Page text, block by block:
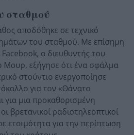
σταθμού
αποδόθηκε σε τεχνικό
του σταθμού. Με επίσημη
ο διευθυντής του
Μουρ, εξήγησε ότι ένα σφάλμα
στούντιο ενεργοποίησε
για τον «Θάνατο
για μια προκαθορισμένη
βρετανικοί ραδιοτηλεοπτικοί
ετοιμότητα για την περίπτωση